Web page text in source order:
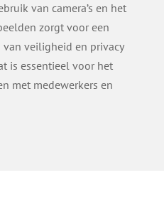
van camera’s en het
zorgt voor een
veiligheid en privacy
is essentieel voor het
met medewerkers en